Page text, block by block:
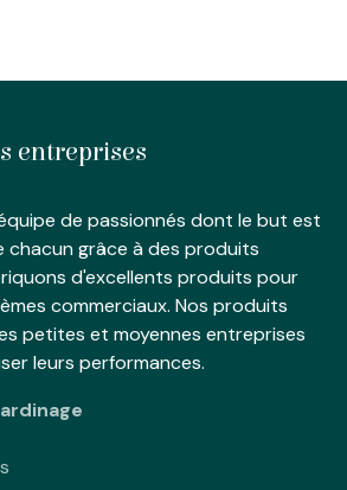
entreprises
de passionnés dont le but est
chacun grâce à des produits
d'excellents produits pour
commerciaux. Nos produits
petites et moyennes entreprises
leurs performances.